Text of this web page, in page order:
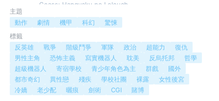
Geass: Hangyaku no Lelouch
主題
動作
劇情 機甲 科幻
驚悚
標籤
反英雄
戰爭 階級鬥爭 軍隊 政治 超能力
復仇
男性主角
恐怖主義 寫實機器人 耽美 反烏托邦
哲學
超級機器人
寄宿學校 青少年角色為主 群戲
國外
都市奇幻
異性戀 殘疾 學校社團 裸露
女性後宮
冷嬌
老少配 曬痕 劍術 CGI 賭博